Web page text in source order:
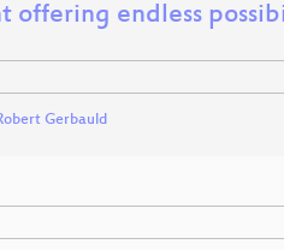
offering endless
Gerbauld